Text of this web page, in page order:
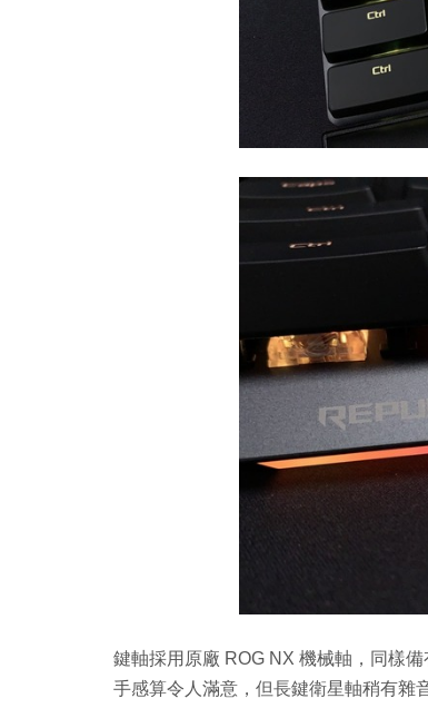
鍵軸採用原廠 ROG NX 機械軸，同樣
手感算令人滿意，但長鍵衛星軸稍有雜